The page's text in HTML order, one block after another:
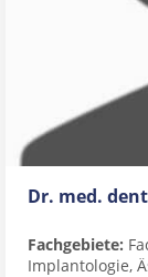
Dr. med.
Fachgebiete:
Implantologie,